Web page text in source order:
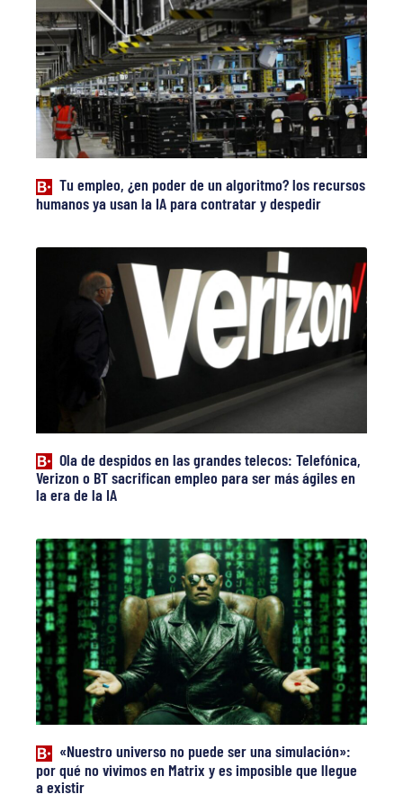
Tu empleo, ¿en poder de un algoritmo? los recursos
humanos ya usan la IA para contratar y despedir
Ola de despidos en las grandes telecos: Telefónica,
Verizon o BT sacrifican empleo para ser más ágiles en
la era de la IA
«Nuestro universo no puede ser una simulación»:
por qué no vivimos en Matrix y es imposible que llegue
a existir